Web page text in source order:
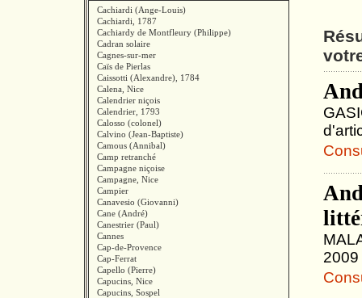
Cachiardi (Ange-Louis)
Cachiardi, 1787
Cachiardy de Montfleury (Philippe)
Cadran solaire
Cagnes-sur-mer
Caïs de Pierlas
Caissotti (Alexandre), 1784
Calena, Nice
Calendrier niçois
Calendrier, 1793
Calosso (colonel)
Calvino (Jean-Baptiste)
Camous (Annibal)
Camp retranché
Campagne niçoise
Campagne, Nice
Campier
Canavesio (Giovanni)
Cane (André)
Canestrier (Paul)
Cannes
Cap-de-Provence
Cap-Ferrat
Capello (Pierre)
Capucins, Nice
Capucins, Sospel
2009